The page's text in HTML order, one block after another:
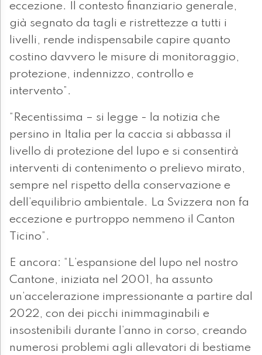
eccezione. Il contesto finanziario generale,
già segnato da tagli e ristrettezze a tutti i
livelli, rende indispensabile capire quanto
costino davvero le misure di monitoraggio,
protezione, indennizzo, controllo e
intervento”.
“Recentissima – si legge - la notizia che
persino in Italia per la caccia si abbassa il
livello di protezione del lupo e si consentirà
interventi di contenimento o prelievo mirato,
sempre nel rispetto della conservazione e
dell’equilibrio ambientale. La Svizzera non fa
eccezione e purtroppo nemmeno il Canton
Ticino”.
E ancora: “L’espansione del lupo nel nostro
Cantone, iniziata nel 2001, ha assunto
un’accelerazione impressionante a partire dal
2022, con dei picchi inimmaginabili e
insostenibili durante l’anno in corso, creando
numerosi problemi agli allevatori di bestiame